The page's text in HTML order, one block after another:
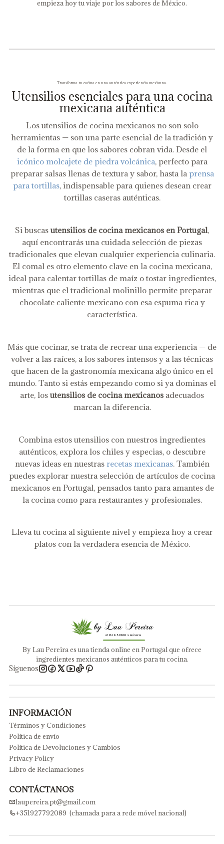
empieza hoy tu viaje por los sabores de México.
Transforma tu cocina en una auténtica experiencia mexicana.
Utensilios esenciales para una cocina
mexicana auténtica
Los utensilios de cocina mexicanos no son solo
herramientas — son una parte esencial de la tradición y
de la forma en que los sabores cobran vida. Desde el
icónico molcajete de piedra volcánica, perfecto para
preparar salsas llenas de textura y sabor, hasta la prensa
para tortillas, indispensable para quienes desean crear
tortillas caseras auténticas.
Si buscas utensilios de cocina mexicanos en Portugal,
aquí encontrarás una cuidada selección de piezas
tradicionales que elevan cualquier experiencia culinaria.
El comal es otro elemento clave en la cocina mexicana,
ideal para calentar tortillas de maíz o tostar ingredientes,
mientras que el tradicional molinillo permite preparar
chocolate caliente mexicano con esa espuma rica y
característica.
Más que cocinar, se trata de recrear una experiencia — de
volver a las raíces, a los sabores intensos y a las técnicas
que hacen de la gastronomía mexicana algo único en el
mundo. Tanto si estás empezando como si ya dominas el
arte, los utensilios de cocina mexicanos adecuados
marcan la diferencia.
Combina estos utensilios con nuestros ingredientes
auténticos, explora los chiles y especias, o descubre
nuevas ideas en nuestras recetas mexicanas. También
puedes explorar nuestra selección de artículos de cocina
mexicanos en Portugal, pensados tanto para amantes de
la cocina como para restaurantes y profesionales.
Lleva tu cocina al siguiente nivel y empieza hoy a crear
platos con la verdadera esencia de México.
By Lau Pereira es una tienda online en Portugal que ofrece
ingredientes mexicanos auténticos para tu cocina.
Síguenos
INFORMACIÓN
Términos y Condiciones
Política de envío
Política de Devoluciones y Cambios
Privacy Policy
Libro de Reclamaciones
CONTÁCTANOS
laupereira.pt@gmail.com
+351927792089 (chamada para a rede móvel nacional)